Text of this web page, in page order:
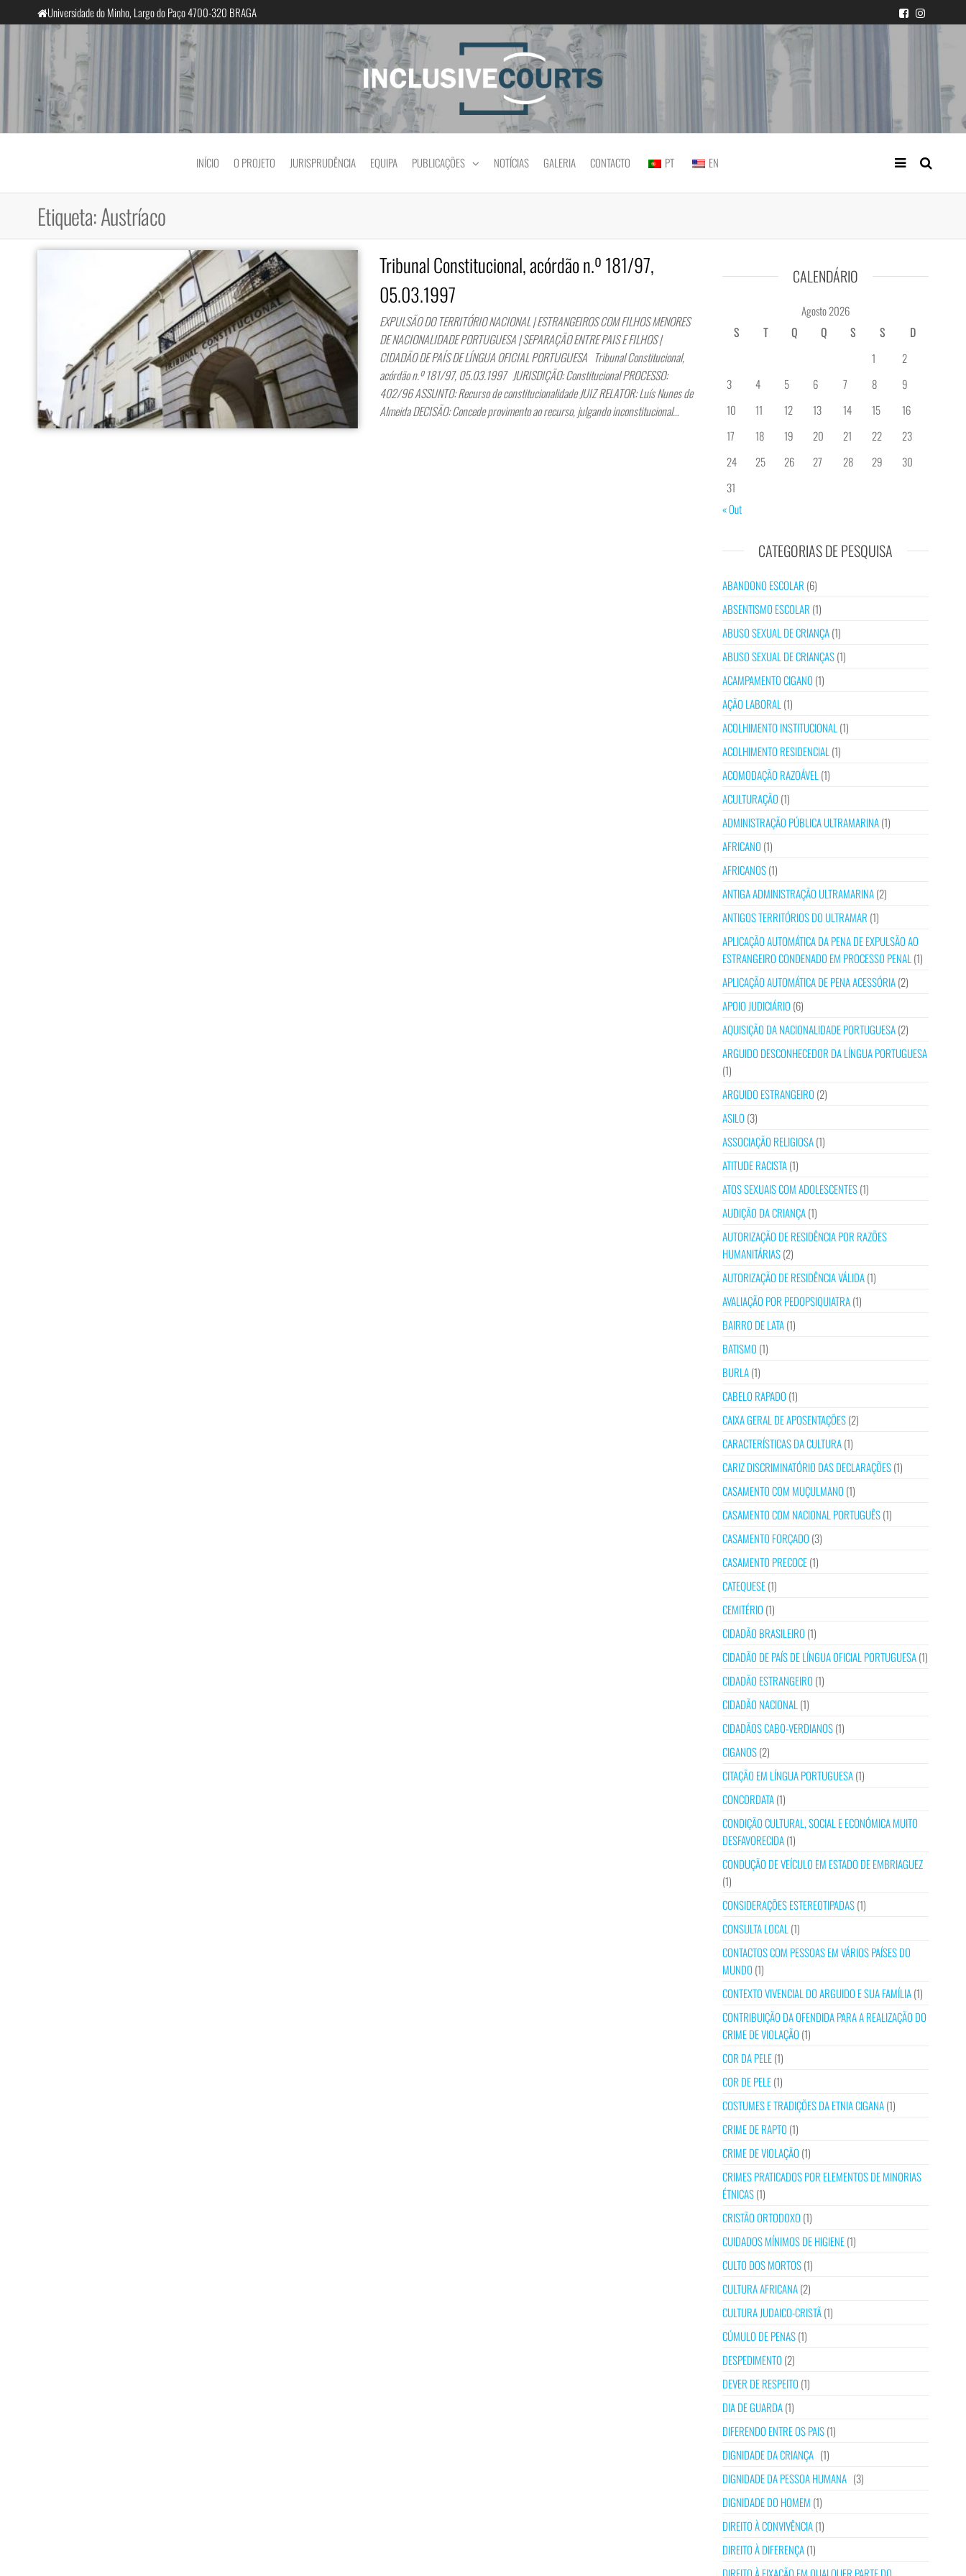
para
Universidade do Minho, Largo do Paço 4700-320 BRAGA
InclusiveCourts Igualdade e diferença cultural na prática judicial portuguesa
INÍCIO O PROJETO JURISPRUDÊNCIA EQUIPA PUBLICAÇÕES NOTÍCIAS GALERIA CONTACTO PT EN
Etiqueta:Austríaco
Tribunal Constitucional, acórdão n.º 181/97,
05.03.1997
EXPULSÃO DO TERRITÓRIO NACIONAL | ESTRANGEIROS COM FILHOS MENORES
DE NACIONALIDADE PORTUGUESA | SEPARAÇÃO ENTRE PAIS E FILHOS |
CIDADÃO DE PAÍS DE LÍNGUA OFICIAL PORTUGUESA Tribunal Constitucional,
acórdão n.º 181/97, 05.03.1997 JURISDIÇÃO: Constitucional PROCESSO:
402/96 ASSUNTO: Recurso de constitucionalidade JUIZ RELATOR: Luís Nunes de
Almeida DECISÃO: Concede provimento ao recurso, julgando inconstitucional…
CALENDÁRIO
Agosto 2026
S
T Q Q S S
D
1
2
3
4 5 6 7 8
9
10
11 12 13 14 15
16
17
18 19 20 21 22
23
24
25 26 27 28 29
30
31
« Out
CATEGORIAS DE PESQUISA
ABANDONO ESCOLAR (6)
ABSENTISMO ESCOLAR (1)
ABUSO SEXUAL DE CRIANÇA(1)
ABUSO SEXUAL DE CRIANÇAS(1)
ACAMPAMENTO CIGANO (1)
AÇÃO LABORAL (1)
ACOLHIMENTO INSTITUCIONAL (1)
ACOLHIMENTO RESIDENCIAL (1)
ACOMODAÇÃO RAZOÁVEL (1)
ACULTURAÇÃO (1)
ADMINISTRAÇÃO PÚBLICA ULTRAMARINA(1)
AFRICANO (1)
AFRICANOS(1)
ANTIGA ADMINISTRAÇÃO ULTRAMARINA(2)
ANTIGOS TERRITÓRIOS DO ULTRAMAR (1)
APLICAÇÃO AUTOMÁTICA DA PENA DE EXPULSÃO AO
ESTRANGEIRO CONDENADO EM PROCESSO PENAL (1)
APLICAÇÃO AUTOMÁTICA DE PENA ACESSÓRIA(2)
APOIO JUDICIÁRIO (6)
AQUISIÇÃO DA NACIONALIDADE PORTUGUESA(2)
ARGUIDO DESCONHECEDOR DA LÍNGUA PORTUGUESA
(1)
ARGUIDO ESTRANGEIRO (2)
ASILO (3)
ASSOCIAÇÃO RELIGIOSA(1)
ATITUDE RACISTA(1)
ATOS SEXUAIS COM ADOLESCENTES(1)
AUDIÇÃO DA CRIANÇA(1)
AUTORIZAÇÃO DE RESIDÊNCIA POR RAZÕES
HUMANITÁRIAS(2)
AUTORIZAÇÃO DE RESIDÊNCIA VÁLIDA(1)
AVALIAÇÃO POR PEDOPSIQUIATRA(1)
BAIRRO DE LATA(1)
BATISMO (1)
BURLA(1)
CABELO RAPADO (1)
CAIXA GERAL DE APOSENTAÇÕES(2)
CARACTERÍSTICAS DA CULTURA(1)
CARIZ DISCRIMINATÓRIO DAS DECLARAÇÕES(1)
CASAMENTO COM MUÇULMANO (1)
CASAMENTO COM NACIONAL PORTUGUÊS(1)
CASAMENTO FORÇADO (3)
CASAMENTO PRECOCE(1)
CATEQUESE(1)
CEMITÉRIO (1)
CIDADÃO BRASILEIRO (1)
CIDADÃO DE PAÍS DE LÍNGUA OFICIAL PORTUGUESA(1)
CIDADÃO ESTRANGEIRO (1)
CIDADÃO NACIONAL (1)
CIDADÃOS CABO-VERDIANOS(1)
CIGANOS(2)
CITAÇÃO EM LÍNGUA PORTUGUESA(1)
CONCORDATA(1)
CONDIÇÃO CULTURAL, SOCIAL E ECONÓMICA MUITO
DESFAVORECIDA(1)
CONDUÇÃO DE VEÍCULO EM ESTADO DE EMBRIAGUEZ
(1)
CONSIDERAÇÕES ESTEREOTIPADAS(1)
CONSULTA LOCAL (1)
CONTACTOS COM PESSOAS EM VÁRIOS PAÍSES DO
MUNDO (1)
CONTEXTO VIVENCIAL DO ARGUIDO E SUA FAMÍLIA(1)
CONTRIBUIÇÃO DA OFENDIDA PARA A REALIZAÇÃO DO
CRIME DE VIOLAÇÃO (1)
COR DA PELE(1)
COR DE PELE(1)
COSTUMES E TRADIÇÕES DA ETNIA CIGANA(1)
CRIME DE RAPTO (1)
CRIME DE VIOLAÇÃO (1)
CRIMES PRATICADOS POR ELEMENTOS DE MINORIAS
ÉTNICAS(1)
CRISTÃO ORTODOXO (1)
CUIDADOS MÍNIMOS DE HIGIENE(1)
CULTO DOS MORTOS(1)
CULTURA AFRICANA(2)
CULTURA JUDAICO-CRISTÃ(1)
CÚMULO DE PENAS(1)
DESPEDIMENTO (2)
DEVER DE RESPEITO (1)
DIA DE GUARDA(1)
DIFERENDO ENTRE OS PAIS(1)
DIGNIDADE DA CRIANÇA (1)
DIGNIDADE DA PESSOA HUMANA (3)
DIGNIDADE DO HOMEM (1)
DIREITO À CONVIVÊNCIA(1)
DIREITO À DIFERENÇA(1)